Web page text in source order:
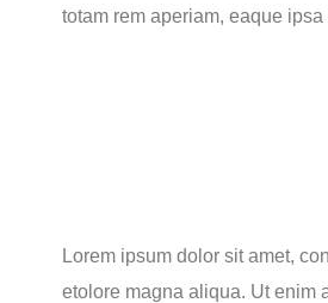
totam rem aperiam, eaque
Lorem ipsum dolor sit amet,
etolore magna aliqua. Ut enim